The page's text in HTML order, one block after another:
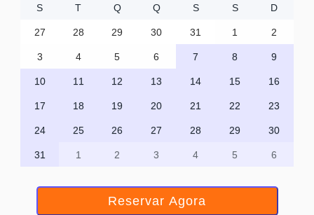
S T Q Q S S D
27 28 29 30 31 1 2
3 4 5 6 7 8 9
10 11 12 13 14 15 16
17 18 19 20 21 22 23
24 25 26 27 28 29 30
31 1 2 3 4 5 6
Reservar Agora